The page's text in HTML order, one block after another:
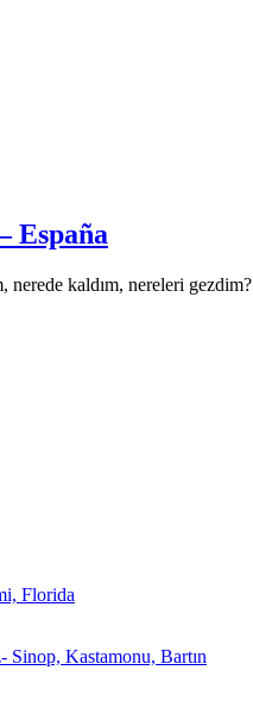
España
kaldım, nereleri gezdim?
Florida
Sinop, Kastamonu, Bartın